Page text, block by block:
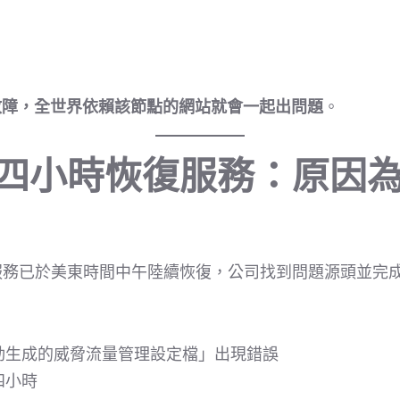
，全世界依賴該節點的網站就會一起出問題。
小時恢復服務：原因
已於美東時間中午陸續恢復，公司找到問題源頭並完
成的威脅流量管理設定檔」出現錯誤
小時